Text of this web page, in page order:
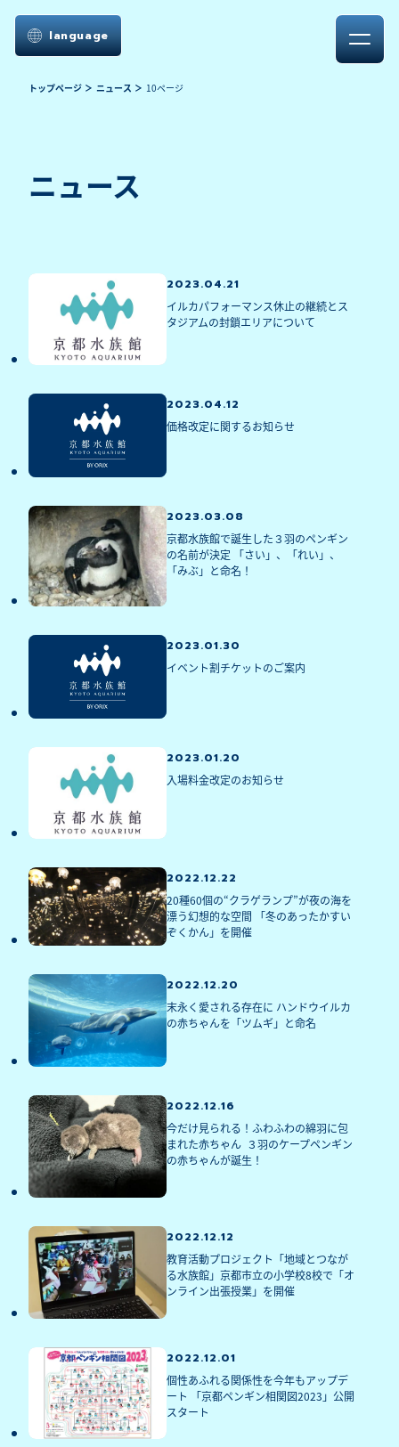
language
トップページ ニュース 10ページ
ニュース
2023.04.21
イルカパフォーマンス休止の継続とス
タジアムの封鎖エリアについて
2023.04.12
価格改定に関するお知らせ
2023.03.08
京都水族館で誕生した３羽のペンギン
の名前が決定 「さい」、「れい」、
「みぶ」と命名！
2023.01.30
イベント割チケットのご案内
2023.01.20
入場料金改定のお知らせ
2022.12.22
20種60個の“クラゲランプ”が夜の海を
漂う幻想的な空間 「冬のあったかすい
ぞくかん」を開催
2022.12.20
末永く愛される存在に ハンドウイルカ
の赤ちゃんを「ツムギ」と命名
2022.12.16
今だけ見られる！ふわふわの綿羽に包
まれた赤ちゃん  ３羽のケープペンギン
の赤ちゃんが誕生！
2022.12.12
教育活動プロジェクト「地域とつなが
る水族館」京都市立の小学校8校で「オ
ンライン出張授業」を開催
2022.12.01
個性あふれる関係性を今年もアップデ
ート 「京都ペンギン相関図2023」公開
スタート